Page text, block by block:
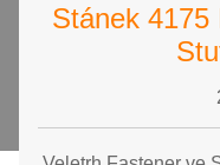
Stánek 4175